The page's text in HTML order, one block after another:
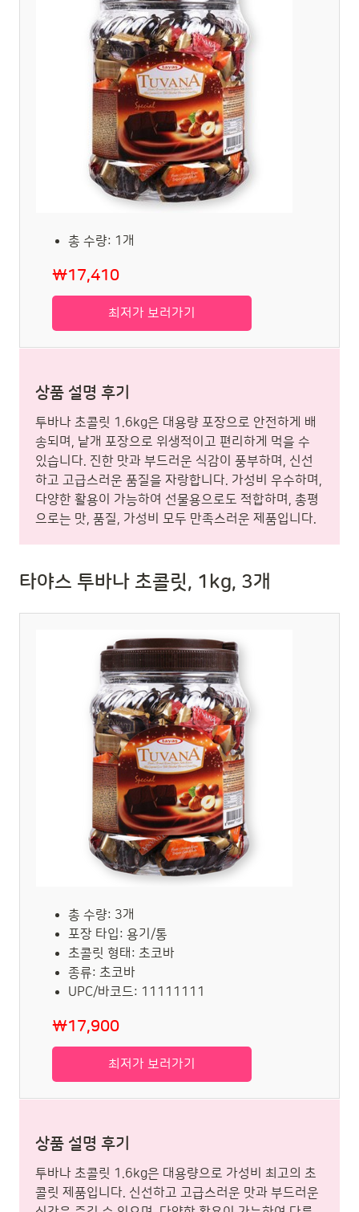
총 수량: 1개
₩17,410
최저가 보러가기
상품 설명 후기
투바나 초콜릿 1.6kg은 대용량 포장으로 안전하게 배
송되며, 낱개 포장으로 위생적이고 편리하게 먹을 수
있습니다. 진한 맛과 부드러운 식감이 풍부하며, 신선
하고 고급스러운 품질을 자랑합니다. 가성비 우수하며,
다양한 활용이 가능하여 선물용으로도 적합하며, 총평
으로는 맛, 품질, 가성비 모두 만족스러운 제품입니다.
타야스 투바나 초콜릿, 1kg, 3개
총 수량: 3개
포장 타입: 용기/통
초콜릿 형태: 초코바
종류: 초코바
UPC/바코드: 11111111
₩17,900
최저가 보러가기
상품 설명 후기
투바나 초콜릿 1.6kg은 대용량으로 가성비 최고의 초
콜릿 제품입니다. 신선하고 고급스러운 맛과 부드러운